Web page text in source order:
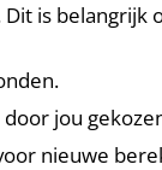
is belangrijk
jou
nieuwe